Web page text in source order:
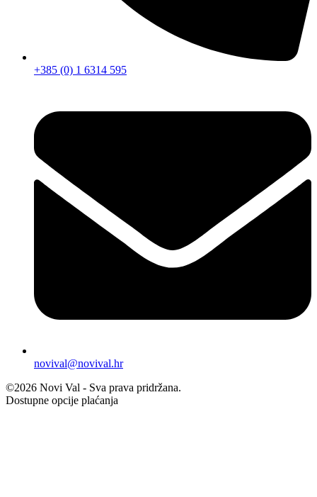
+385 (0) 1 6314 595
novival@novival.hr
©2026 Novi Val - Sva prava pridržana.
Dostupne opcije plaćanja